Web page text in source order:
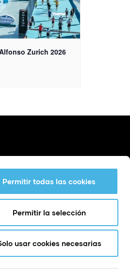
Permitir todas las cookies
Permitir la selección
usar cookies necesarias
Zurich 2026